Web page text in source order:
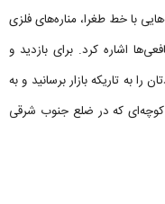
با خط طغرا، مناره‌های فلزی
اشاره کرد. برای بازدید و
به تاریکه بازار برسانید و به
کوچه‌ای که در ضلع جنوب شرقی